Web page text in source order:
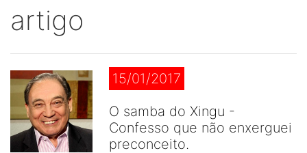
artigo
15/01/2017
O samba do Xingu -
Confesso que não enxerguei
preconceito.